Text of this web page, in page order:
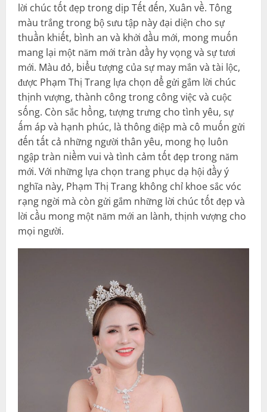
lời chúc tốt đẹp trong dịp Tết đến, Xuân về. Tông
màu trắng trong bộ sưu tập này đại diện cho sự
thuần khiết, bình an và khởi đầu mới, mong muốn
mang lại một năm mới tràn đầy hy vọng và sự tươi
mới. Màu đỏ, biểu tượng của sự may mắn và tài lộc,
được Phạm Thị Trang lựa chọn để gửi gắm lời chúc
thịnh vượng, thành công trong công việc và cuộc
sống. Còn sắc hồng, tượng trưng cho tình yêu, sự
ấm áp và hạnh phúc, là thông điệp mà cô muốn gửi
đến tất cả những người thân yêu, mong họ luôn
ngập tràn niềm vui và tình cảm tốt đẹp trong năm
mới. Với những lựa chọn trang phục dạ hội đầy ý
nghĩa này, Phạm Thị Trang không chỉ khoe sắc vóc
rạng ngời mà còn gửi gắm những lời chúc tốt đẹp và
lời cầu mong một năm mới an lành, thịnh vượng cho
mọi người.